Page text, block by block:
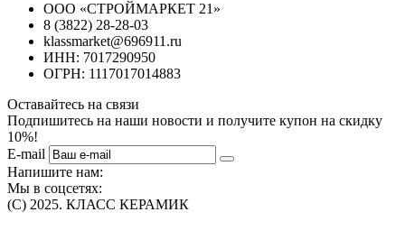
ООО «СТРОЙМАРКЕТ 21»
8 (3822) 28-28-03
klassmarket@696911.ru
ИНН: 7017290950
ОГРН: 1117017014883
Оставайтесь на связи
Подпишитесь на наши новости и получите купон на скидку
10%!
E-mail
Напишите нам:
Мы в соцсетях:
(C) 2025. КЛАСС КЕРАМИК